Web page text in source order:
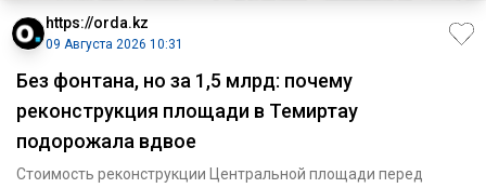
https://orda.kz
09 Августа 2026 10:31
Без фонтана, но за 1,5 млрд: почему
реконструкция площади в Темиртау
подорожала вдвое
Стоимость реконструкции Центральной площади перед